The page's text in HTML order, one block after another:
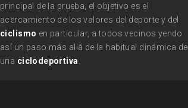
principal de la prueba, el objetivo es el
acercamiento de los valores del deporte y del
ciclismo en particular, a todos vecinos yendo
así un paso más allá de la habitual dinámica de
una ciclodeportiva